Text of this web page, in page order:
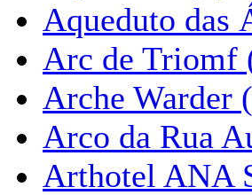
Aqueduto das
Arc de Triomf
Arche Warder
Arco da Rua
Arthotel ANA